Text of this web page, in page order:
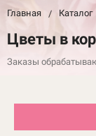
Главная Каталог
Цветы в
Заказы